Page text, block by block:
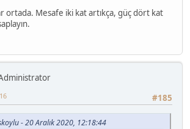
ortada. Mesafe iki kat artıkça, güç dört kat
#185
- 20 Aralık 2020, 12:18:44